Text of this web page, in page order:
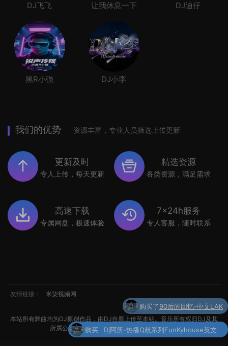
DJ飞飞 让我休息一下 DJ迪仔
黑R小强 DJ小李
我们的优势 资源丰富，专业人员筛选上传更新
更新及时
专人上传，每天更新
精选资源
各类资源，满足需求
高速下载
专属网盘，极速体验
7x24h服务
专人客服，随时联系
友情链接： 米柒视频网
本站所有舞曲均为DJ原创作品，由DJ自愿上传至本站。音乐所有权归DJ及其
所属公司所有。如涉及侵权，请联系我们处理。
Dj阿所-热播Q鼓系列FunKyhouse英文
购买了世界杯专辑小串